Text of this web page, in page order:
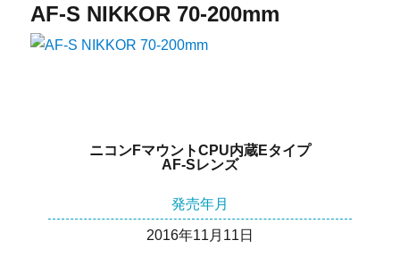
AF-S NIKKOR 70-200mm
ニコンFマウントCPU内蔵Eタイプ
AF-Sレンズ
発売年月
2016年11月11日